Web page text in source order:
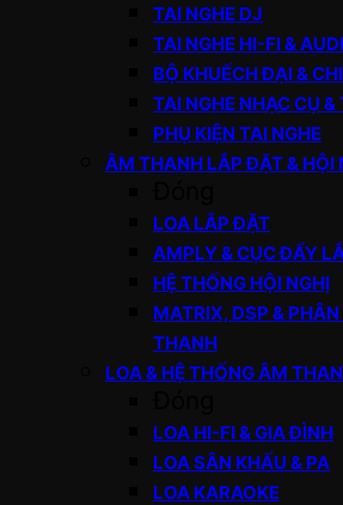
TAI NGHE DJ
TAI NGHE HI-FI &
BỘ KHUẾCH ĐẠI &
TAI NGHE NHẠC CỤ &
PHỤ KIỆN TAI NGHE
ÂM THANH LẮP ĐẶT & HỘI
LOA LẮP ĐẶT
AMPLY & CỤC ĐẨY
HỆ THỐNG HỘI NGHỊ
MATRIX, DSP &
THANH
LOA & HỆ THỐNG ÂM
LOA HI-FI & GIA ĐÌNH
LOA SÂN KHẤU & PA
LOA KARAOKE